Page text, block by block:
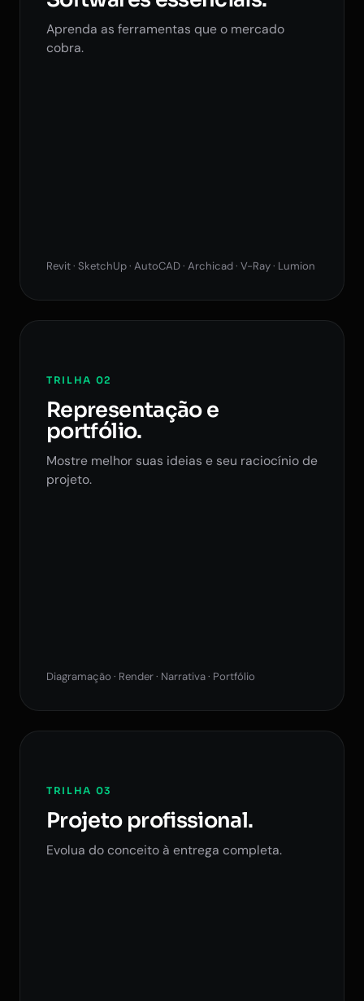
Aprenda as ferramentas que o mercado
cobra.
Revit · SketchUp · AutoCAD · Archicad · V-Ray · Lumion
TRILHA 02
Representação e
portfólio.
Mostre melhor suas ideias e seu raciocínio de
projeto.
Diagramação · Render · Narrativa · Portfólio
TRILHA 03
Projeto profissional.
Evolua do conceito à entrega completa.